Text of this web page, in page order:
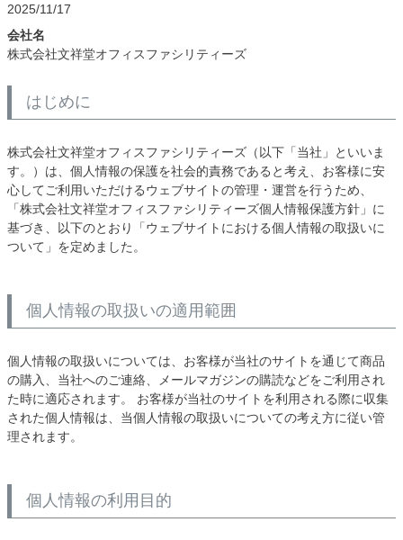
2025/11/17
会社名
株式会社文祥堂オフィスファシリティーズ
はじめに
株式会社文祥堂オフィスファシリティーズ（以下「当社」といいま
す。）は、個人情報の保護を社会的責務であると考え、お客様に安
心してご利用いただけるウェブサイトの管理・運営を行うため、
「株式会社文祥堂オフィスファシリティーズ個人情報保護方針」に
基づき、以下のとおり「ウェブサイトにおける個人情報の取扱いに
ついて」を定めました。
個人情報の取扱いの適用範囲
個人情報の取扱いについては、お客様が当社のサイトを通じて商品
の購入、当社へのご連絡、メールマガジンの購読などをご利用され
た時に適応されます。 お客様が当社のサイトを利用される際に収集
された個人情報は、当個人情報の取扱いについての考え方に従い管
理されます。
個人情報の利用目的